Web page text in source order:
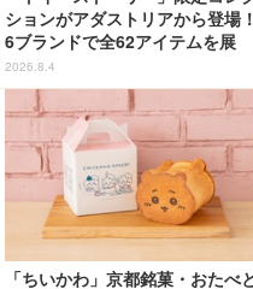
ションがアダストリアから登場！
6ブランドで全62アイテムを展
開 店舗で購入するとオリジナル
マグネットをプレゼント☆
2026.8.4
「ちいかわ」京都銘菓・おたべ